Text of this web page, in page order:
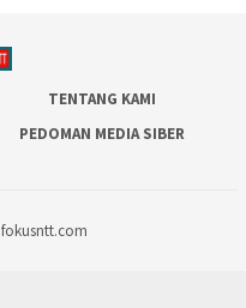
TENTANG KAMI
PEDOMAN MEDIA SIBER
fokusntt.com